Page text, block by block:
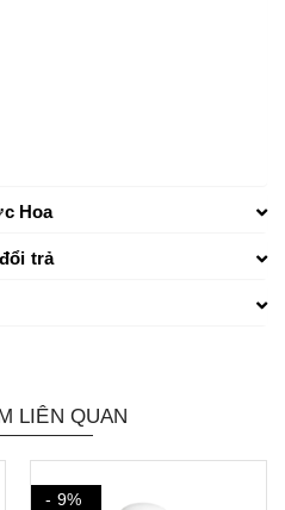
Hoa
trả
LIÊN QUAN
- 9%